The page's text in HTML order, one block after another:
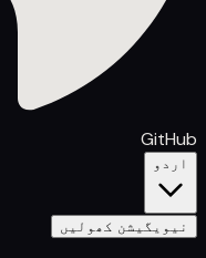
GitHub
اردو
نیویگیشن کھولیں